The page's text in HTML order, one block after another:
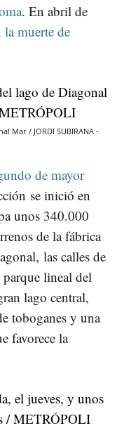
. En abril de
la muerte de
Mar / JORDI SUBIRANA -
de mayor
se inició en
unos 340.000
de la fábrica
las calles de
lineal del
lago central,
toboganes y una
favorece la